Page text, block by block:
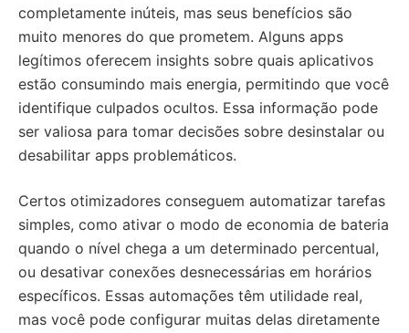
completamente inúteis, mas seus benefícios são
muito menores do que prometem. Alguns apps
legítimos oferecem insights sobre quais aplicativos
estão consumindo mais energia, permitindo que você
identifique culpados ocultos. Essa informação pode
ser valiosa para tomar decisões sobre desinstalar ou
desabilitar apps problemáticos.
Certos otimizadores conseguem automatizar tarefas
simples, como ativar o modo de economia de bateria
quando o nível chega a um determinado percentual,
ou desativar conexões desnecessárias em horários
específicos. Essas automações têm utilidade real,
mas você pode configurar muitas delas diretamente